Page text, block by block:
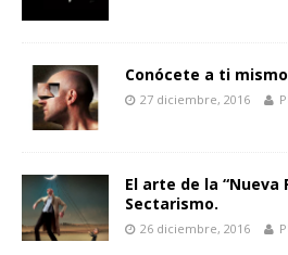
Conócete a ti
27 diciembre, 2016
El arte de la “Nueva
Sectarismo.
26 diciembre, 2016